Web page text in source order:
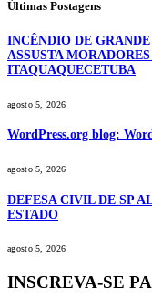
Últimas Postagens
INCÊNDIO DE
ASSUSTA
ITAQUAQUECETUBA
agosto 5, 2026
WordPress.org blog:
agosto 5, 2026
DEFESA CIVIL DE SP
ESTADO
agosto 5, 2026
INSCREVA-SE